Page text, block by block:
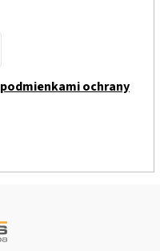
podmienkami ochrany